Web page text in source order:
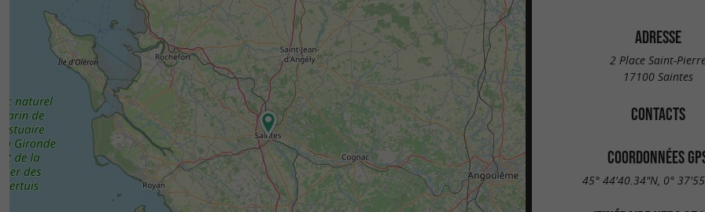
ADRESSE
2 Place Saint-
17100 Saintes
CONTACTS
COORDONNÉES
45° 44'40.34"N, 0°